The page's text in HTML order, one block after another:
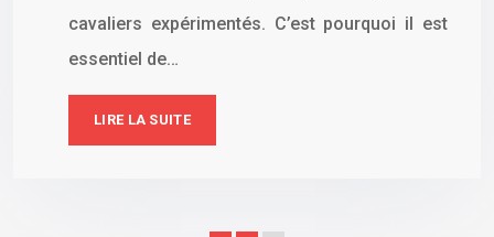
cavaliers expérimentés. C’est pourquoi il est
essentiel de…
LIRE LA SUITE